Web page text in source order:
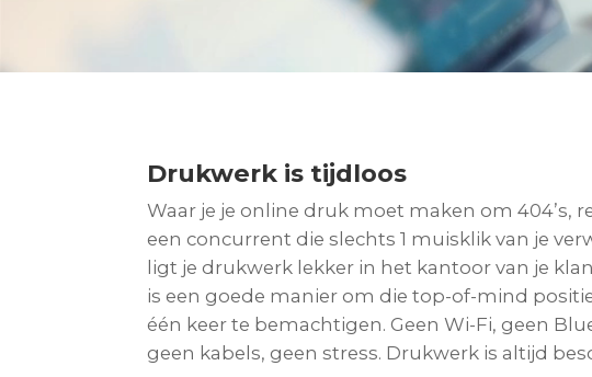
Drukwerk is tijdloos
Waar je je online druk moet maken om 404’s,
een concurrent die slechts 1 muisklik van je
ligt je drukwerk lekker in het kantoor van je
is een goede manier om die top-of-mind
één keer te bemachtigen. Geen Wi-Fi, geen
geen kabels, geen stress. Drukwerk is altijd